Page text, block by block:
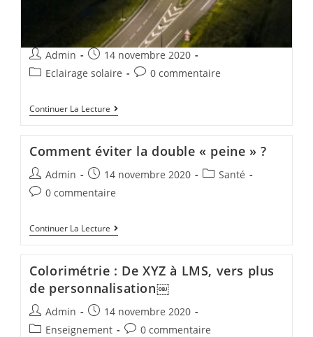
Admin
14 novembre 2020
Eclairage solaire
0 commentaire
Continuer La Lecture
Comment éviter la double « peine » ?
Admin 14 novembre 2020
Santé
0 commentaire
Continuer La Lecture
Colorimétrie : De XYZ à LMS, vers plus
de personnalisation￼
Admin
14 novembre 2020
Enseignement
0 commentaire